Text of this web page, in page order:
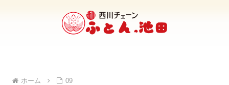
ホーム 09